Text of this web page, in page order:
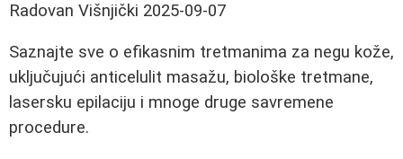
Radovan Višnjički 2025-09-07
Saznajte sve o efikasnim tretmanima za negu kože,
uključujući anticelulit masažu, biološke tretmane,
lasersku epilaciju i mnoge druge savremene
procedure.